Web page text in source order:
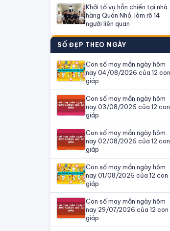
Khởi tố vụ hỗn chiến tại nhà
hàng Quán Nhỏ, làm rõ 14
người liên quan
SỐ ĐẸP THEO NGÀY
Con số may mắn ngày hôm
nay 04/08/2026 của 12 con
giáp
Con số may mắn ngày hôm
nay 03/08/2026 của 12 con
giáp
Con số may mắn ngày hôm
nay 02/08/2026 của 12 con
giáp
Con số may mắn ngày hôm
nay 01/08/2026 của 12 con
giáp
Con số may mắn ngày hôm
nay 29/07/2026 của 12 con
giáp